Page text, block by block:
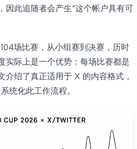
因此追随者会产生“这个帐户具有可
场比赛，从小组赛到决赛，历时
实际上是一个优势：每场比赛都是
介绍了真正适用于 X 的内容格式，
系统化此工作流程。